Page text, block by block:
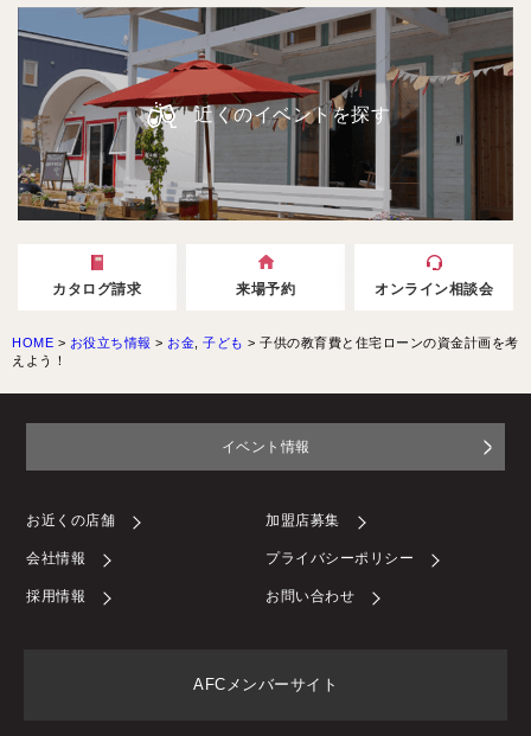
近くのイベントを探す
カタログ請求 来場予約 オンライン相談会
HOME > お役立ち情報 > お金 子ども > 子供の教育費と住宅ローンの資金計画を考
えよう！
イベント情報
お近くの店舗 加盟店募集
会社情報 プライバシーポリシー
採用情報 お問い合わせ
AFCメンバーサイト